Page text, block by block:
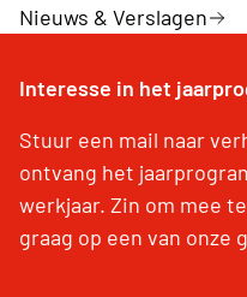
Nieuws & Verslagen
Interesse in het
Stuur een mail naar
ontvang het
werkjaar. Zin om mee
graag op een van